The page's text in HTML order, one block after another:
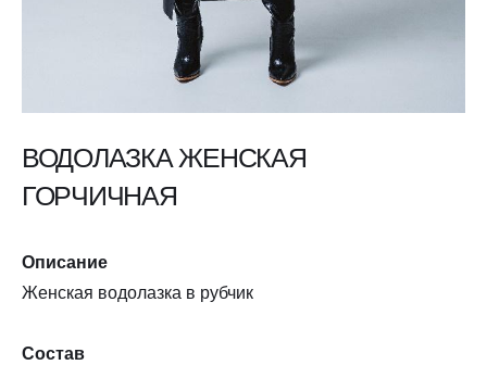
ВОДОЛАЗКА ЖЕНСКАЯ
ГОРЧИЧНАЯ
Описание
Женская водолазка в рубчик
Состав